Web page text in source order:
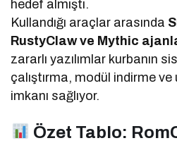
hedef almıştı.
Kullandığı araçlar arasında
RustyClaw ve Mythic
zararlı yazılımlar kurbanın
çalıştırma, modül indirme
imkanı sağlıyor.
Özet Tablo: